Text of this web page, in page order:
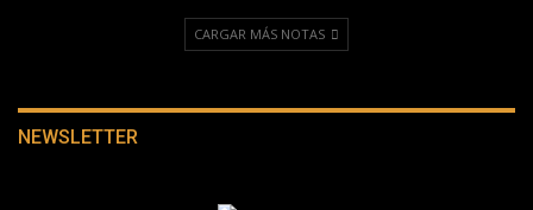
CARGAR MÁS NOTAS
NEWSLETTER